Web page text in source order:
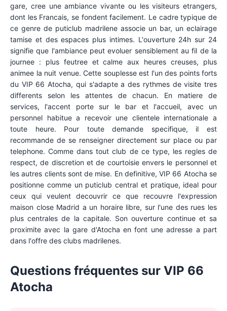
gare, cree une ambiance vivante ou les visiteurs etrangers,
dont les Francais, se fondent facilement. Le cadre typique de
ce genre de puticlub madrilene associe un bar, un eclairage
tamise et des espaces plus intimes. L'ouverture 24h sur 24
signifie que l'ambiance peut evoluer sensiblement au fil de la
journee : plus feutree et calme aux heures creuses, plus
animee la nuit venue. Cette souplesse est l'un des points forts
du VIP 66 Atocha, qui s'adapte a des rythmes de visite tres
differents selon les attentes de chacun. En matiere de
services, l'accent porte sur le bar et l'accueil, avec un
personnel habitue a recevoir une clientele internationale a
toute heure. Pour toute demande specifique, il est
recommande de se renseigner directement sur place ou par
telephone. Comme dans tout club de ce type, les regles de
respect, de discretion et de courtoisie envers le personnel et
les autres clients sont de mise. En definitive, VIP 66 Atocha se
positionne comme un puticlub central et pratique, ideal pour
ceux qui veulent decouvrir ce que recouvre l'expression
maison close Madrid a un horaire libre, sur l'une des rues les
plus centrales de la capitale. Son ouverture continue et sa
proximite avec la gare d'Atocha en font une adresse a part
dans l'offre des clubs madrilenes.
Questions fréquentes sur VIP 66
Atocha